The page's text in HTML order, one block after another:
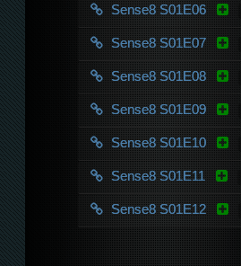
Sense8 S01E06
Sense8 S01E07
Sense8 S01E08
Sense8 S01E09
Sense8 S01E10
Sense8 S01E11
Sense8 S01E12